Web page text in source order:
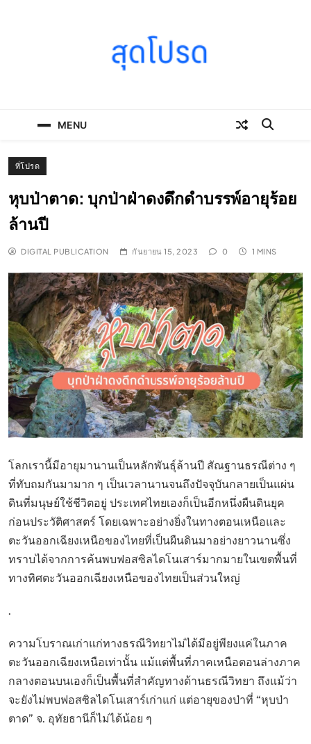
MENU
ที่โปรด
หุบป่าตาด: บุกป่าฝ่าดงดึกดำบรรพ์อายุร้อย
ล้านปี
DIGITAL PUBLICATION กันยายน 15, 2023 0 1 MINS
โลกเรานี้มีอายุมานานเป็นหลักพันธุ์ล้านปี สัณฐานธรณีต่าง ๆ
ที่ทับถมกันมามาก ๆ เป็นเวลานานจนถึงปัจจุบันกลายเป็นแผ่น
ดินที่มนุษย์ใช้ชีวิตอยู่ ประเทศไทยเองก็เป็นอีกหนึ่งผืนดินยุค
ก่อนประวัติศาสตร์ โดยเฉพาะอย่างยิ่งในทางตอนเหนือและ
ตะวันออกเฉียงเหนือของไทยที่เป็นผืนดินมาอย่างยาวนานซึ่ง
ทราบได้จากการค้นพบฟอสซิลไดโนเสาร์มากมายในเขตพื้นที่
ทางทิศตะวันออกเฉียงเหนือของไทยเป็นส่วนใหญ่
.
ความโบราณเก่าแก่ทางธรณีวิทยาไม่ได้มีอยู่พียงแค่ในภาค
ตะวันออกเฉียงเหนือเท่านั้น แม้แต่พื้นที่ภาคเหนือตอนล่างภาค
กลางตอนบนเองก็เป็นพื้นที่สำคัญทางด้านธรณีวิทยา ถึงแม้ว่า
จะยังไม่พบฟอสซิลไดโนเสาร์เก่าแก่ แต่อายุของป่าที่ “หุบป่า
ตาด” จ. อุทัยธานีก็ไม่ได้น้อย ๆ